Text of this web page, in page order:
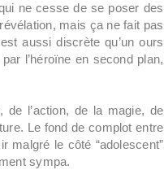
ne cesse de se poser des
mais ça ne fait pas
aussi discrète qu’un ours
l’héroïne en second plan,
l’action, de la magie, de
Le fond de complot entre
malgré le côté “adolescent”
sympa.